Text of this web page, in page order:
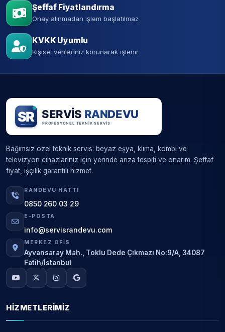
Şeffaf Fiyatlandırma
Onay alınmadan işlem başlatılmaz
KVKK Uyumlu
Kişisel verileriniz korunarak işlenir
Bağımsız özel teknik servis: beyaz eşya, klima, kombi ve
televizyon cihazlarınız için yerinde arıza tespiti ve onarım. Şeffaf
fiyat, işçilik garantili hizmet.
RANDEVU HATTI
0850 260 03 29
E-POSTA
info@servisrandevu.com
MERKEZ OFIS
Ayvansaray Mah., Toklu Dede Çıkmazı No:9/A, 34087
Fatih/İstanbul
HIZMETLERIMIZ